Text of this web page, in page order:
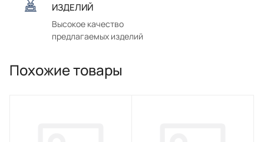
ИЗДЕЛИЙ
Высокое качество
предлагаемых изделий
Похожие товары